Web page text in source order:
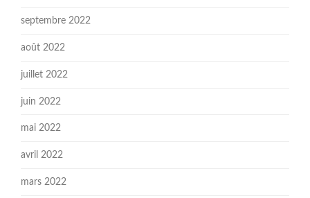
septembre 2022
août 2022
juillet 2022
juin 2022
mai 2022
avril 2022
mars 2022